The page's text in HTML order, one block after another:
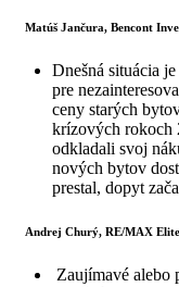
Matúš Jančura, Bencont
Dnešná situácia
pre
ceny starých
krízových rokoch
odkladali svoj
nových bytov
prestal, dopyt
Andrej Churý, RE/MAX
Zaujímavé alebo